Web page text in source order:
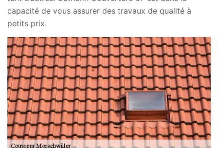
capacité de vous assurer des travaux de qualité à
petits prix.